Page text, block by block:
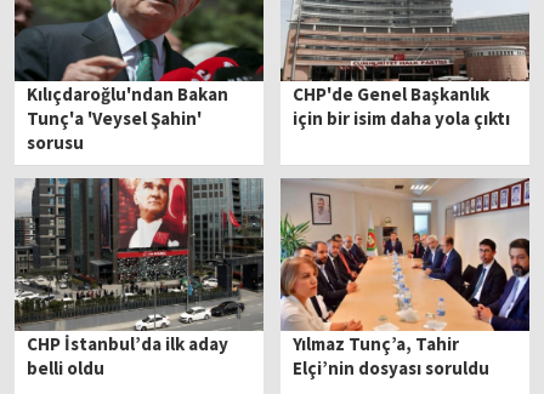
Kılıçdaroğlu'ndan Bakan
Tunç'a 'Veysel Şahin'
sorusu
CHP'de Genel Başkanlık
için bir isim daha yola çıktı
CHP İstanbul’da ilk aday
belli oldu
Yılmaz Tunç’a, Tahir
Elçi’nin dosyası soruldu